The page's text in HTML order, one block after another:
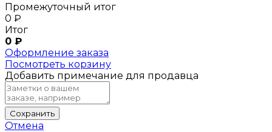
Промежуточный итог
0 ₽
Итог
0 ₽
Оформление заказа
Посмотреть корзину
Добавить примечание для продавца
Сохранить
Отмена